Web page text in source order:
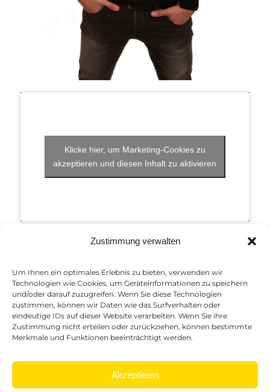
Zustimmung verwalten
Um Ihnen ein optimales Erlebnis zu bieten, verwenden wir
Technologien wie Cookies, um Geräteinformationen zu speichern
und/oder darauf zuzugreifen. Wenn Sie diese Technologien
zustimmen, können wir Daten wie das Surfverhalten oder
eindeutige IDs auf dieser Website verarbeiten. Wenn Sie ihre
Zustimmung nicht erteilen oder zurückziehen, können bestimmte
Merkmale und Funktionen beeinträchtigt werden.
Akzeptieren
Klicke hier, um Marketing-Cookies zu
akzeptieren und diesen Inhalt zu aktivieren
KONTAKT
+49 (0) 02972 9789780
info@step2-event.de